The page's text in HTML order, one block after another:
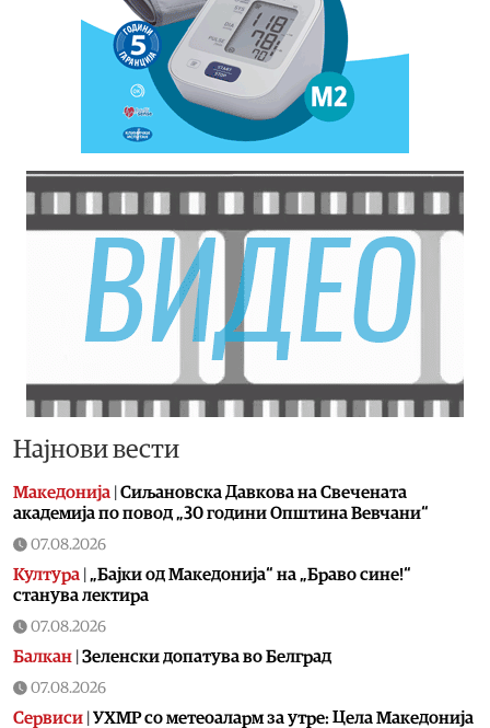
Најнови вести
Македонија Сиљановска Давкова на Свечената
академија по повод „30 години Општина Вевчани“
07.08.2026
Култура „Бајки од Македонија“ на „Браво сине!“
станува лектира
07.08.2026
Балкан Зеленски допатува во Белград
07.08.2026
Сервиси УХМР со метеоаларм за утре: Цела Македонија